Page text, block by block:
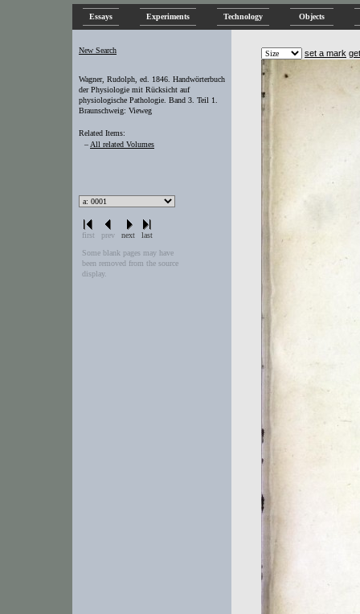
Essays Experiments Technology Objects
New Search
Wagner, Rudolph, ed. 1846. Handwörterbuch
der Physiologie mit Rücksicht auf
physiologische Pathologie. Band 3. Teil 1.
Braunschweig: Vieweg
Related Items:
– All related Volumes
first prev next
last
Some blank pages may have
been removed from the source
display.
set a mark